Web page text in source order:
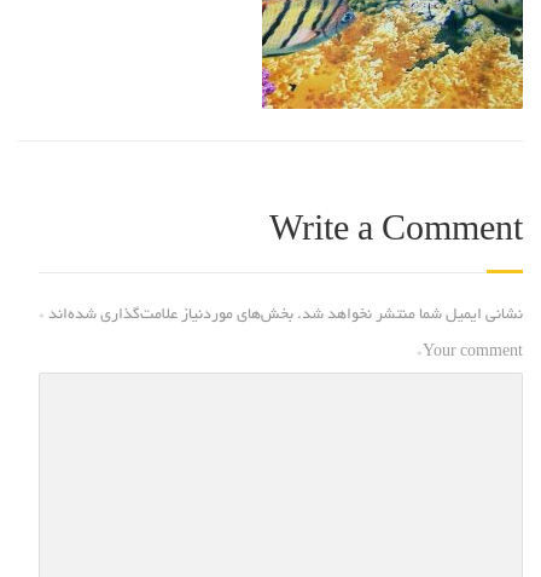
Write a Comment
نشانی ایمیل شما منتشر نخواهد شد. بخش‌های موردنیاز علامت‌گذاری شده‌اند *
Your comment
*